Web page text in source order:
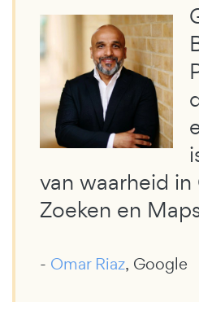
van waarheid
Zoeken en
- Omar Riaz, Google